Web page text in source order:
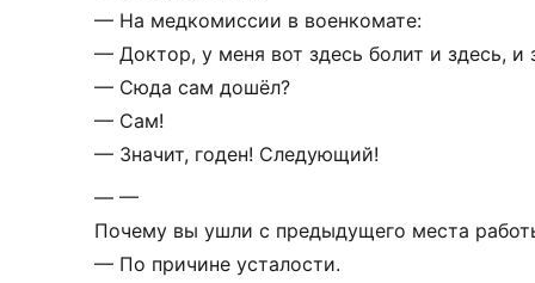
— На медкомиссии в военкомате:
— Доктор, у меня вот здесь болит и здесь, и
— Сюда сам дошёл?
— Сам!
— Значит, годен! Следующий!
— —
Почему вы ушли с предыдущего места
— По причине усталости.